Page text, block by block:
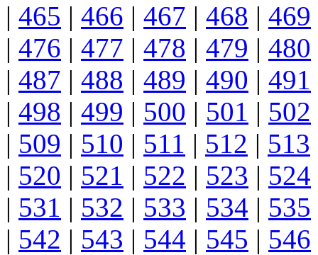
| 465 | 466 | 467 | 468 | 469
| 476 | 477 | 478 | 479 | 480
| 487 | 488 | 489 | 490 | 491
| 498 | 499 | 500 | 501 | 502
| 509 | 510 | 511 | 512 | 513
| 520 | 521 | 522 | 523 | 524
| 531 | 532 | 533 | 534 | 535
| 542 | 543 | 544 | 545 | 546